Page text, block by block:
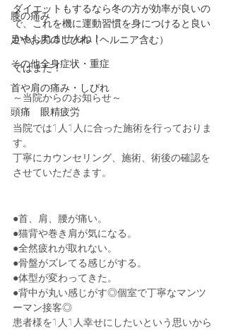
膝の痛み
足やお尻のしびれ（ヘルニア含む）
その他全身症状・重症
首や肩の痛み・しびれ
頭痛 眼精疲労
ダイエットもするなら冬の方が効率が良いの
で、これを機に運動習慣を身につけると良い
かもしれませんね！
ではまた！
～当院からのお知らせ～
当院では1人1人に合った施術を行っておりま
す。
丁寧にカウンセリング、施術、術後の確認を
させていただきます。
●首、肩、腰が痛い。
●猫背や巻き肩が気になる。
●全然疲れが取れない。
●骨盤がズレてる感じがする。
●体型が変わってきた。
●背中が丸い感じがす◎個室で丁寧なマンツ
ーマン接客◎
患者様を1人1人幸せにしたいという思いから